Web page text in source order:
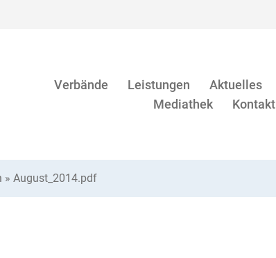
Verbände Leistungen Aktuelles
Mediathek
Kontakt
» August_2014.pdf